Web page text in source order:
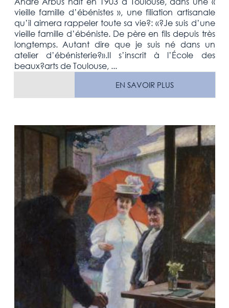
vieille famille d’ébénistes », une filiation artisanale
qu’il aimera rappeler toute sa vie?: «?Je suis d’une
vieille famille d’ébéniste. De père en fils depuis très
longtemps. Autant dire que je suis né dans un
atelier d’ébénisterie?».Il s’inscrit à l’École des
beaux?arts de Toulouse, ...
EN SAVOIR PLUS